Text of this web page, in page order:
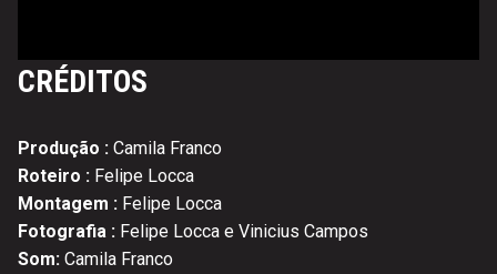
CRÉDITOS
Produção : Camila Franco
Roteiro : Felipe Locca
Montagem : Felipe Locca
Fotografia : Felipe Locca e Vinicius Campos
Som: Camila Franco